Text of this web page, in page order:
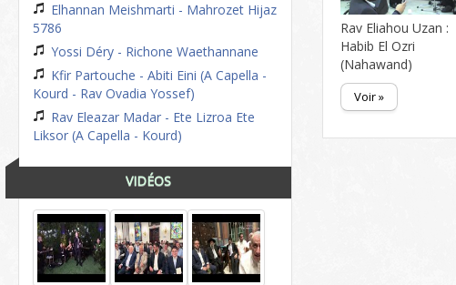
Elhannan Meishmarti - Mahrozet Hijaz
5786
Yossi Déry - Richone Waethannane
Kfir Partouche - Abiti Eini (A Capella -
Kourd - Rav Ovadia Yossef)
Rav Eleazar Madar - Ete Lizroa Ete
Liksor (A Capella - Kourd)
VIDÉOS
Rav Eliahou Uzan :
Habib El Ozri
(Nahawand)
Voir »